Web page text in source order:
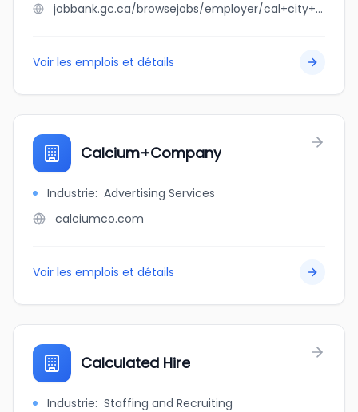
jobbank.gc.ca/browsejobs/employer/cal+city+pizza/ca
Voir les emplois et détails
Calcium+Company
Industrie: Advertising Services
calciumco.com
Voir les emplois et détails
Calculated Hire
Industrie: Staffing and Recruiting